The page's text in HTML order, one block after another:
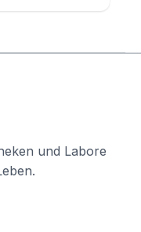
und Labore